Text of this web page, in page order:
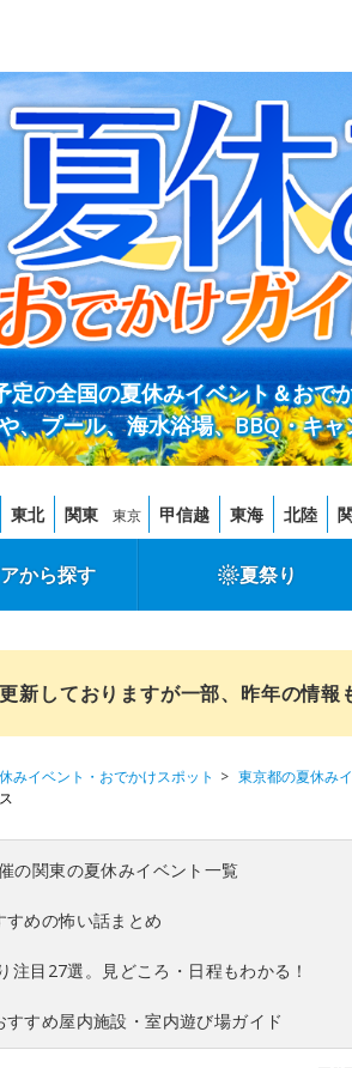
定の全国の夏休みイベント＆おで
、プール、海水浴場、BBQ・キ
東北 関東 東京 甲信越 東海 北陸
から探す 夏祭り
新しておりますが一部、昨年の情報
みイベント・おでかけスポット 東京都の夏休み
の関東の夏休みイベント一覧
すめの怖い話まとめ
注目27選。見どころ・日程もわかる！
すめ屋内施設・室内遊び場ガイド